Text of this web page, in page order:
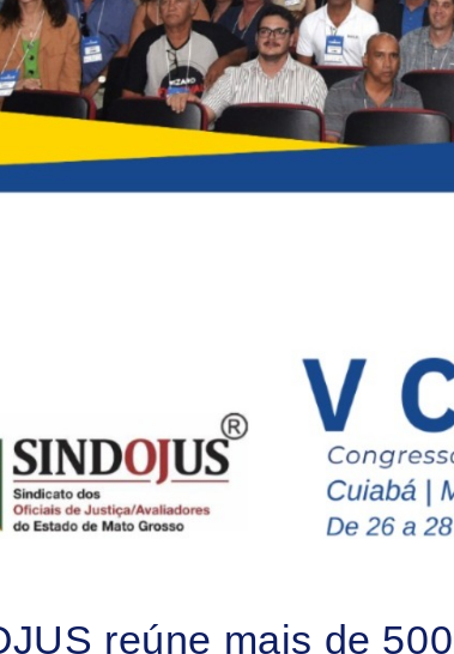
reúne mais de